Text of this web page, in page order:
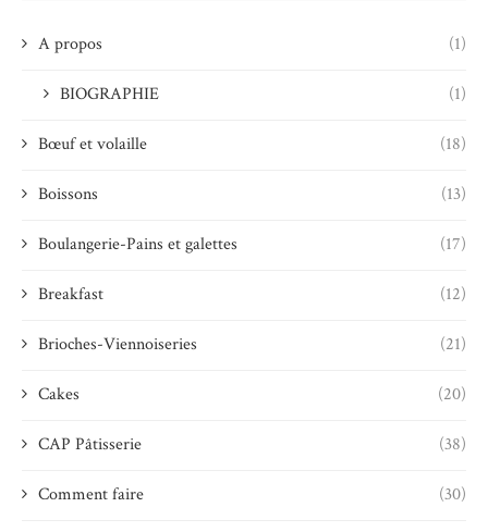
A propos (1)
BIOGRAPHIE (1)
Bœuf et volaille (18)
Boissons (13)
Boulangerie-Pains et galettes (17)
Breakfast (12)
Brioches-Viennoiseries (21)
Cakes (20)
CAP Pâtisserie (38)
Comment faire (30)